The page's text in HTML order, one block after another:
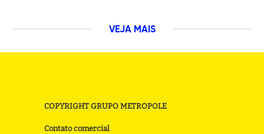
VEJA MAIS
COPYRIGHT GRUPO METROPOLE
Contato comercial